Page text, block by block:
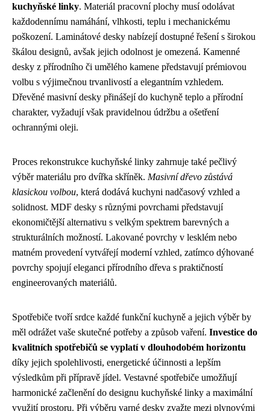
kuchyňské linky. Materiál pracovní plochy musí odolávat
každodennímu namáhání, vlhkosti, teplu i mechanickému
poškození. Laminátové desky nabízejí dostupné řešení s širokou
škálou designů, avšak jejich odolnost je omezená. Kamenné
desky z přírodního či umělého kamene představují prémiovou
volbu s výjimečnou trvanlivostí a elegantním vzhledem.
Dřevěné masivní desky přinášejí do kuchyně teplo a přírodní
charakter, vyžadují však pravidelnou údržbu a ošetření
ochrannými oleji.
Proces rekonstrukce kuchyňské linky zahrnuje také pečlivý
výběr materiálu pro dvířka skříněk. Masivní dřevo zůstává
klasickou volbou, která dodává kuchyni nadčasový vzhled a
solidnost. MDF desky s různými povrchami představují
ekonomičtější alternativu s velkým spektrem barevných a
strukturálních možností. Lakované povrchy v lesklém nebo
matném provedení vytvářejí moderní vzhled, zatímco dýhované
povrchy spojují eleganci přírodního dřeva s praktičností
engineerovaných materiálů.
Spotřebiče tvoří srdce každé funkční kuchyně a jejich výběr by
měl odrážet vaše skutečné potřeby a způsob vaření. Investice do
kvalitních spotřebičů se vyplatí v dlouhodobém horizontu
díky jejich spolehlivosti, energetické účinnosti a lepším
výsledkům při přípravě jídel. Vestavné spotřebiče umožňují
harmonické začlenění do designu kuchyňské linky a maximální
využití prostoru. Při výběru varné desky zvažte mezi plynovými